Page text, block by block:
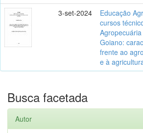
3-set-2024
Educação
cursos
Goiano:
frente ao
e à
Busca facetada
Autor